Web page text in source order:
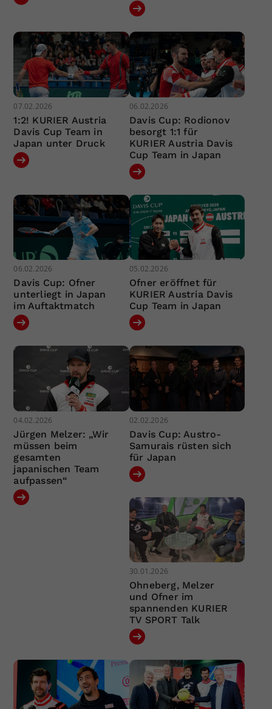
07.02.2026
1:2! KURIER Austria
Davis Cup Team in
Japan unter Druck
06.02.2026
Davis Cup: Rodionov
besorgt 1:1 für
KURIER Austria Davis
Cup Team in Japan
06.02.2026
Davis Cup: Ofner
unterliegt in Japan
im Auftaktmatch
05.02.2026
Ofner eröffnet für
KURIER Austria Davis
Cup Team in Japan
04.02.2026
Jürgen Melzer: „Wir
müssen beim
gesamten
japanischen Team
aufpassen“
02.02.2026
Davis Cup: Austro-
Samurais rüsten sich
für Japan
30.01.2026
Ohneberg, Melzer
und Ofner im
spannenden KURIER
TV SPORT Talk